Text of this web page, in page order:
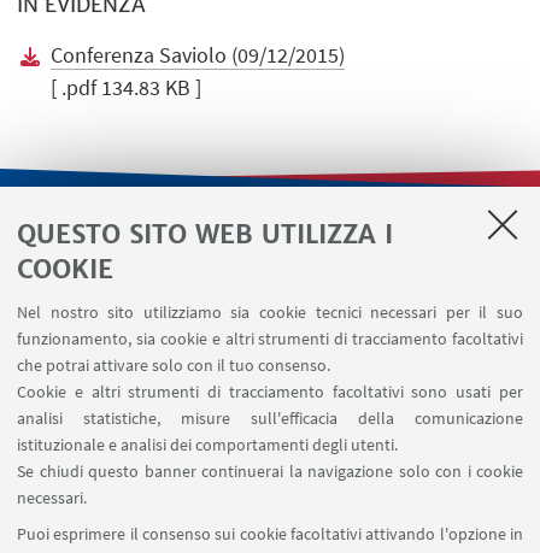
QUESTO SITO WEB UTILIZZA I
COOKIE
Nel nostro sito utilizziamo sia cookie tecnici necessari per il suo
funzionamento, sia cookie e altri strumenti di tracciamento facoltativi
che potrai attivare solo con il tuo consenso.
Cookie e altri strumenti di tracciamento facoltativi sono usati per
analisi statistiche, misure sull'efficacia della comunicazione
istituzionale e analisi dei comportamenti degli utenti.
Se chiudi questo banner continuerai la navigazione solo con i cookie
necessari.
Puoi esprimere il consenso sui cookie facoltativi attivando l'opzione in
Conferenza Saviolo (09/12/2015)
[ .pdf 134.83 KB ]
LINK UTILI
Area riservata
Area DIT
SEGUI IL DIPARTIMENTO SU:
SEGUI UNIBO SU: